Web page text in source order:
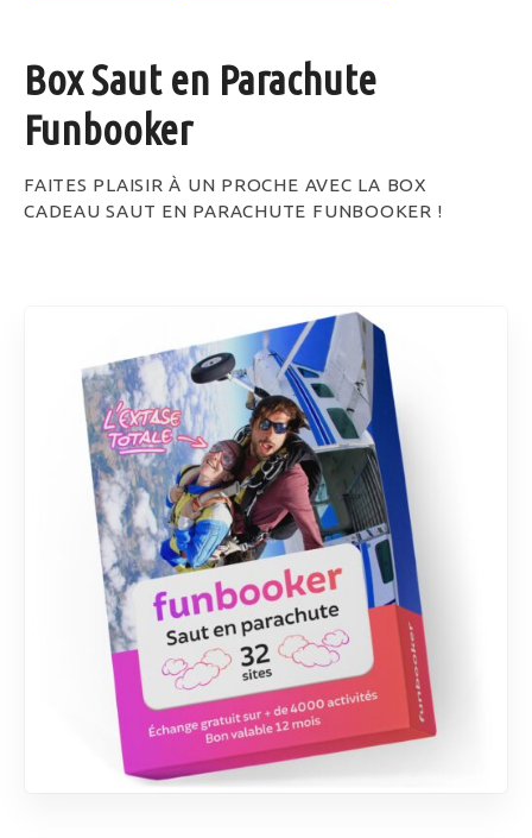
Box Saut en Parachute
Funbooker
FAITES PLAISIR À UN PROCHE AVEC LA BOX
CADEAU SAUT EN PARACHUTE FUNBOOKER !